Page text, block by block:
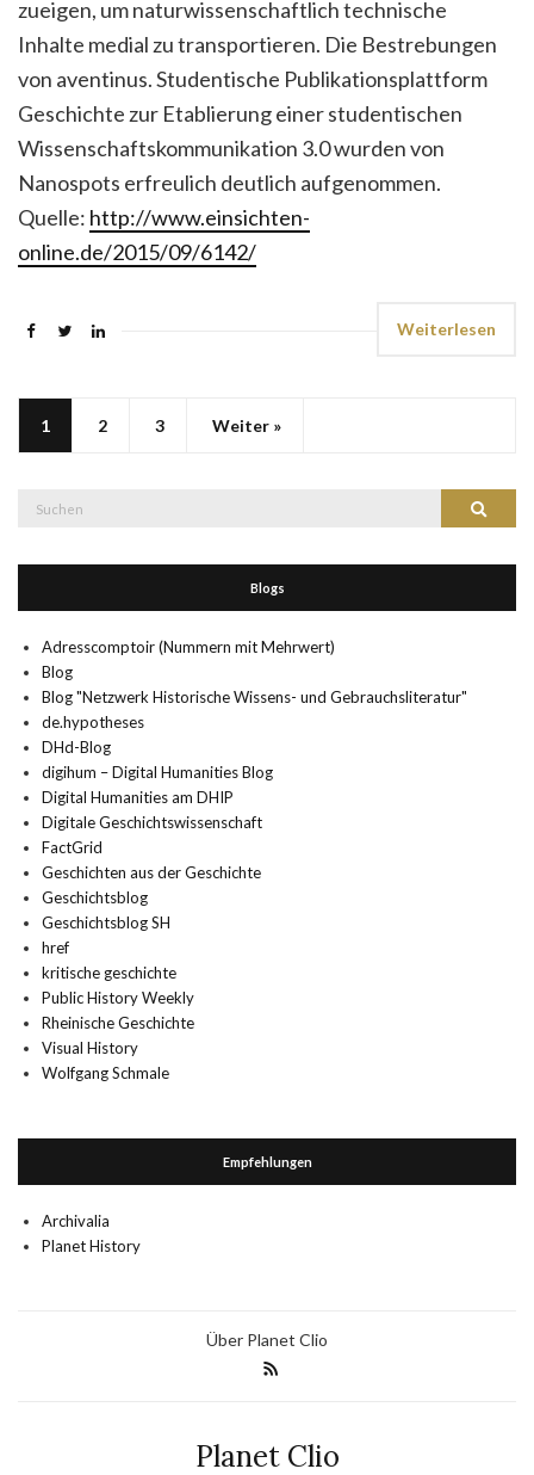
zueigen, um naturwissenschaftlich technische
Inhalte medial zu transportieren. Die Bestrebungen
von aventinus. Studentische Publikationsplattform
Geschichte zur Etablierung einer studentischen
Wissen­schafts­kommunikation 3.0 wurden von
Nanospots erfreulich deutlich aufgenommen.
Quelle: http://www.einsichten-
online.de/2015/09/6142/
Weiterlesen
1 2 3 Weiter »
Suchen
Blogs
Adresscomptoir (Nummern mit Mehrwert)
Blog
Blog "Netzwerk Historische Wissens- und Gebrauchsliteratur"
de.hypotheses
DHd-Blog
digihum – Digital Humanities Blog
Digital Humanities am DHIP
Digitale Geschichtswissenschaft
FactGrid
Geschichten aus der Geschichte
Geschichtsblog
Geschichtsblog SH
href
kritische geschichte
Public History Weekly
Rheinische Geschichte
Visual History
Wolfgang Schmale
Empfehlungen
Archivalia
Planet History
Über Planet Clio
Planet Clio